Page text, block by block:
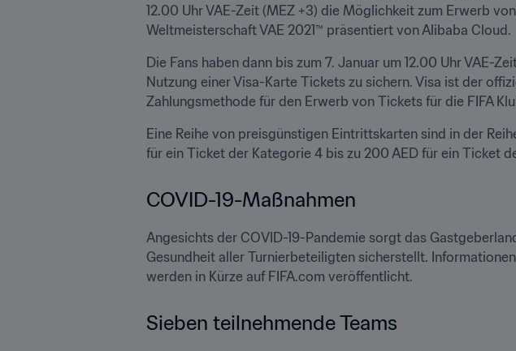
12.00 Uhr VAE-Zeit (MEZ +3) die Möglichkeit zum Erwerb
Weltmeisterschaft VAE 2021™ präsentiert von Alibaba Cloud.
Die Fans haben dann bis zum 7. Januar um 12.00 Uhr VAE-
Nutzung einer Visa-Karte Tickets zu sichern. Visa ist der
Zahlungsmethode für den Erwerb von Tickets für die FIFA
Eine Reihe von preisgünstigen Eintrittskarten sind in der
für ein Ticket der Kategorie 4 bis zu 200 AED für ein Ticket
COVID-19-Maßnahmen
Angesichts der COVID-19-Pandemie sorgt das
Gesundheit aller Turnierbeteiligten sicherstellt.
werden in Kürze auf FIFA.com veröffentlicht.
Sieben teilnehmende Teams